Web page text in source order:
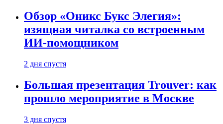
Обзор «Оникс Букс Элегия»:
изящная читалка со встроенным
ИИ-помощником
2 дня спустя
Большая презентация Trouver: как
прошло мероприятие в Москве
3 дня спустя